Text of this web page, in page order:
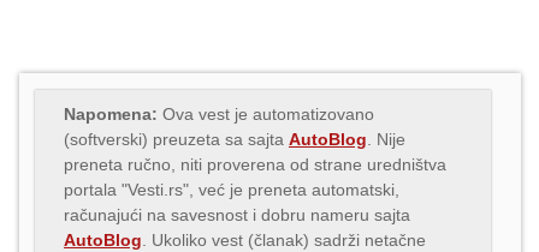
Napomena: Ova vest je automatizovano
(softverski) preuzeta sa sajta AutoBlog . Nije
preneta ručno, niti proverena od strane uredništva
portala "Vesti.rs", već je preneta automatski,
računajući na savesnost i dobru nameru sajta
AutoBlog . Ukoliko vest (članak) sadrži netačne